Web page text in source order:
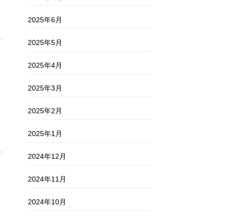
2025年6月
2025年5月
2025年4月
2025年3月
2025年2月
2025年1月
2024年12月
2024年11月
2024年10月